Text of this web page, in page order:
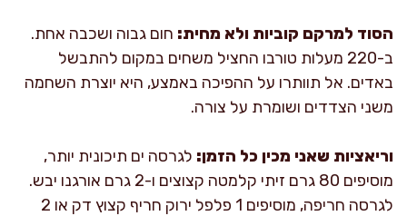
הסוד למרקם קוביות ולא מחית: חום גבוה ושכבה אחת.
ב-220 מעלות טורבו החציל משחים במקום להתבשל
באדים. אל תוותרו על ההפיכה באמצע, היא יוצרת השחמה
משני הצדדים ושומרת על צורה.
וריאציות שאני מכין כל הזמן: לגרסה ים תיכונית יותר,
מוסיפים 80 גרם זיתי קלמטה קצוצים ו-2 גרם אורגנו יבש.
לגרסה חריפה, מוסיפים 1 פלפל ירוק חריף קצוץ דק או 2